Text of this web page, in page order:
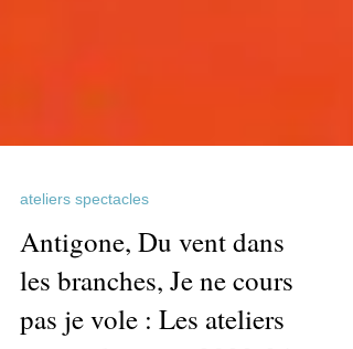
ateliers spectacles
Antigone, Du vent dans